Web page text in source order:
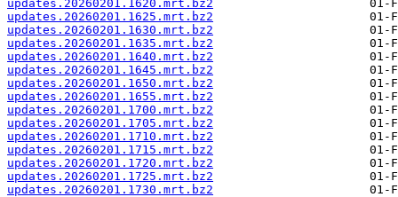
updates.20260201.1620.mrt.bz2
updates.20260201.1625.mrt.bz2
updates.20260201.1630.mrt.bz2
updates.20260201.1635.mrt.bz2
updates.20260201.1640.mrt.bz2
updates.20260201.1645.mrt.bz2
updates.20260201.1650.mrt.bz2
updates.20260201.1655.mrt.bz2
updates.20260201.1700.mrt.bz2
updates.20260201.1705.mrt.bz2
updates.20260201.1710.mrt.bz2
updates.20260201.1715.mrt.bz2
updates.20260201.1720.mrt.bz2
updates.20260201.1725.mrt.bz2
updates.20260201.1730.mrt.bz2